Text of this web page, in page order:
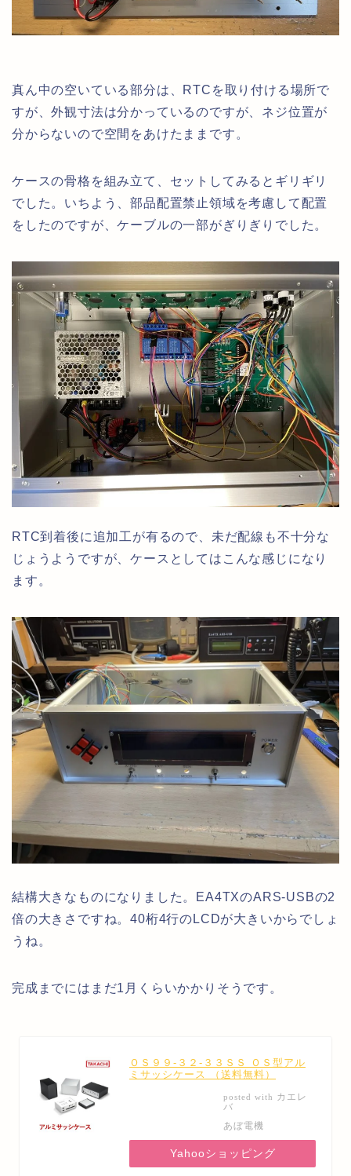
真ん中の空いている部分は、RTCを取り付ける場所で
すが、外観寸法は分かっているのですが、ネジ位置が
分からないので空間をあけたままです。
ケースの骨格を組み立て、セットしてみるとギリギリ
でした。いちよう、部品配置禁止領域を考慮して配置
をしたのですが、ケーブルの一部がぎりぎりでした。
RTC到着後に追加工が有るので、未だ配線も不十分な
じょうようですが、ケースとしてはこんな感じになり
ます。
結構大きなものになりました。EA4TXのARS-USBの2
倍の大きさですね。40桁4行のLCDが大きいからでしょ
うね。
完成までにはまだ1月くらいかかりそうです。
ＯＳ９９-３２-３３ＳＳ ＯＳ型アル
ミサッシケース （送料無料）
posted with カエレ
バ
あぼ電機
Yahooショッピング